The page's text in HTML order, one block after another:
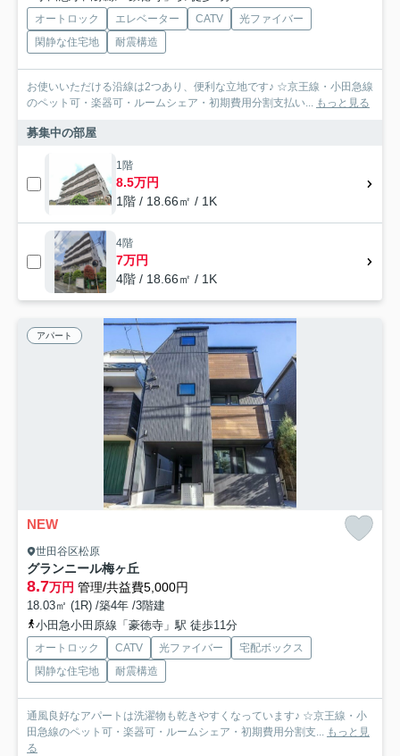
オートロック エレベーター CATV
光ファイバー
閑静な住宅地
耐震構造
お使いいただける沿線は2つあり、便利な立地です♪ ☆京王線・小田急線
のペット可・楽器可・ルームシェア・初期費用分割支払い... もっと見る
募集中の部屋
1階
8.5万円
1階 / 18.66㎡ / 1K
4階
7万円
4階 / 18.66㎡ / 1K
アパート
NEW
世田谷区松原
グランニール梅ヶ丘
8.7万円 管理/共益費5,000円
18.03㎡ (1R) /築4年 /3階建
小田急小田原線「豪徳寺」駅 徒歩11分
オートロック CATV 光ファイバー
宅配ボックス
閑静な住宅地
耐震構造
通風良好なアパートは洗濯物も乾きやすくなっています♪ ☆京王線・小
田急線のペット可・楽器可・ルームシェア・初期費用分割支... もっと見
る